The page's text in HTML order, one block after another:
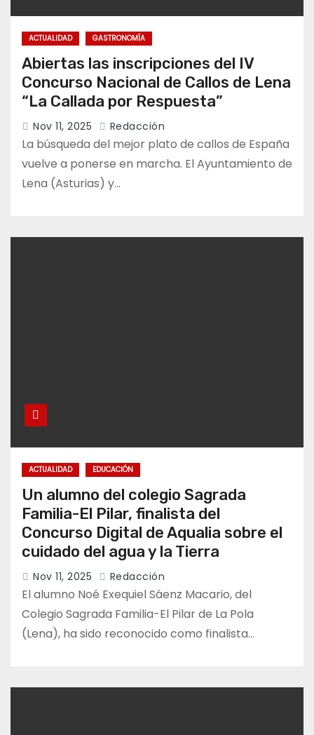
ACTUALIDAD GASTRONOMÍA
Abiertas las inscripciones del IV
Concurso Nacional de Callos de Lena
“La Callada por Respuesta”
Nov 11, 2025 Redacción
La búsqueda del mejor plato de callos de España
vuelve a ponerse en marcha. El Ayuntamiento de
Lena (Asturias) y…
ACTUALIDAD EDUCACIÓN
Un alumno del colegio Sagrada
Familia-El Pilar, finalista del
Concurso Digital de Aqualia sobre el
cuidado del agua y la Tierra
Nov 11, 2025 Redacción
El alumno Noé Exequiel Sáenz Macario, del
Colegio Sagrada Familia-El Pilar de La Pola
(Lena), ha sido reconocido como finalista…